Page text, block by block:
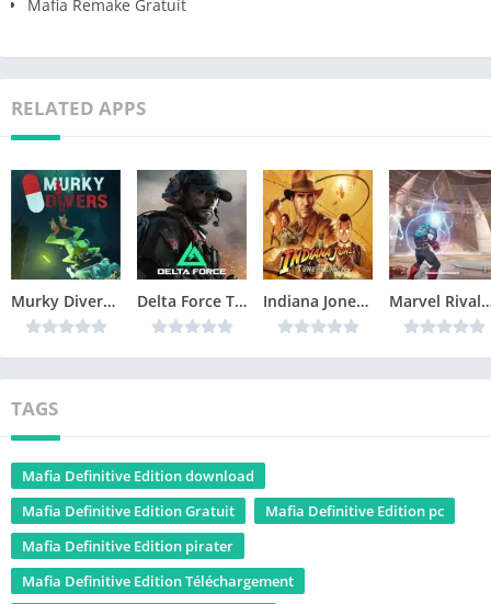
Mafia Remake Gratuit
RELATED APPS
Murky Divers Télécharger jeu PC Delta Force Télécharger jeu PC Indiana Jones and the Great Circle Télécharger jeu PC Marvel Rivals
TAGS
Mafia Definitive Edition download
Mafia Definitive Edition Gratuit
Mafia Definitive Edition pc
Mafia Definitive Edition pirater
Mafia Definitive Edition Téléchargement